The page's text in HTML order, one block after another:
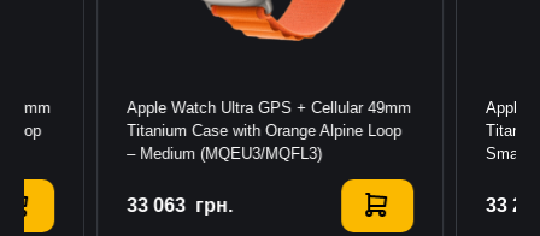
49mm
Loop
Apple Watch Ultra GPS + Cellular 49mm
Titanium Case with Orange Alpine Loop
– Medium (MQEU3/MQFL3)
33 063 грн.
Купити
Apple
Small
33